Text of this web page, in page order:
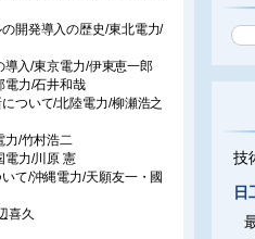
開発導入の歴史/東北電力/
入/東京電力/伊東恵一郎
電力/石井和哉
ついて/北陸電力/柳瀬浩之
力/竹村浩二
電力/川原 憲
て/沖縄電力/天願友一・國
喜久
技
日